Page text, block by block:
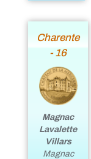
Charente
- 16
Magnac
Lavalette
Villars
Magnac